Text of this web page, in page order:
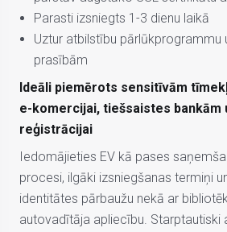
Parasti izsniegts 1-3 dienu laikā
Uztur atbilstību pārlūkprogrammu
prasībām
Ideāli piemērots sensitīvām
e-komercijai, tiešsaistes bankām
reģistrācijai
Iedomājieties EV kā pases
procesi, ilgāki izsniegšanas termiņi
identitātes pārbaužu nekā ar
autovadītāja apliecību. Starptautiski